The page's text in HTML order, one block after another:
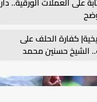
كفارة الحلف على
الشيخ حسنين محمد